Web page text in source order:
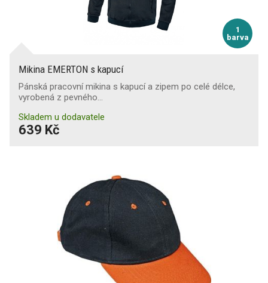
1
barva
Mikina EMERTON s kapucí
Pánská pracovní mikina s kapucí a zipem po celé délce,
vyrobená z pevného…
Skladem u dodavatele
639 Kč